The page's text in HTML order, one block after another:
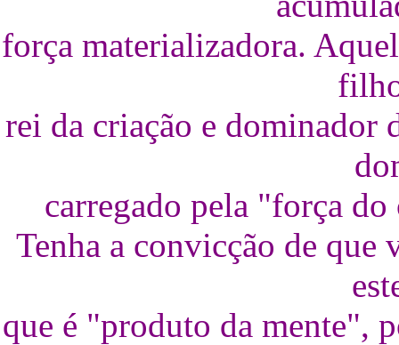
força materializadora.
rei da criação e dominador
carregado pela "força
Tenha a convicção de
que é "produto da mente",